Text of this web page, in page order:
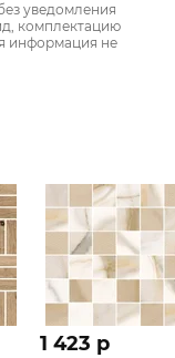
уведомления
комплектацию
информация не
1 423 p